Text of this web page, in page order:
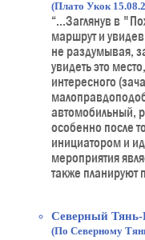
(Плато Укок
“...Заглянув в
маршрут и
не раздумывая,
увидеть это
интересного
автомобильный,
особенно после
инициатором и
мероприятия
также планируют
Северный
(По Северному